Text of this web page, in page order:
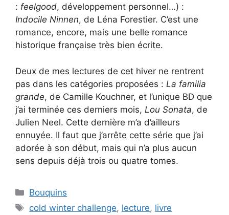
: feelgood, développement personnel…) :
Indocile Ninnen, de Léna Forestier. C’est une
romance, encore, mais une belle romance
historique française très bien écrite.
Deux de mes lectures de cet hiver ne rentrent
pas dans les catégories proposées : La familia
grande, de Camille Kouchner, et l’unique BD que
j’ai terminée ces derniers mois, Lou Sonata, de
Julien Neel. Cette dernière m’a d’ailleurs
ennuyée. Il faut que j’arrête cette série que j’ai
adorée à son début, mais qui n’a plus aucun
sens depuis déjà trois ou quatre tomes.
Categories
Bouquins
Tags
cold winter challenge, lecture, livre